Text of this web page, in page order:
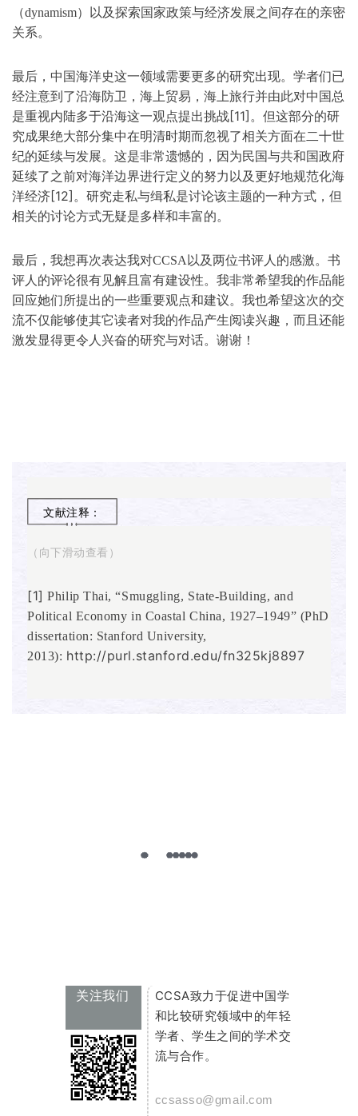
（dynamism）以及探索国家政策与经济发展之间存在的亲密
关系。
最后，中国海洋史这一领域需要更多的研究出现。学者们已
经注意到了沿海防卫，海上贸易，海上旅行并由此对中国总
是重视内陆多于沿海这一观点提出挑战[11] 。但这部分的研
究成果绝大部分集中在明清时期而忽视了相关方面在二十世
纪的延续与发展。这是非常遗憾的，因为民国与共和国政府
延续了之前对海洋边界进行定义的努力以及更好地规范化海
洋经济[12] 。研究走私与缉私是讨论该主题的一种方式，但
相关的讨论方式无疑是多样和丰富的。
最后，我想再次表达我对CCSA以及两位书评人的感激。书
评人的评论很有见解且富有建设性。我非常希望我的作品能
回应她们所提出的一些重要观点和建议。我也希望这次的交
流不仅能够使其它读者对我的作品产生阅读兴趣，而且还能
激发显得更令人兴奋的研究与对话。谢谢！
文献注释：
（向下滑动查看）
[1] Philip Thai, “Smuggling, State-Building, and
Political Economy in Coastal China, 1927–1949” (PhD
dissertation: Stanford University,
2013): http://purl.stanford.edu/fn325kj8897
Secret Trades, Porous Borders:
文研究请参见：连心豪：《近代中国的走私与海关
缉私》，厦门大学出版社2011年版；齐春风：《中
日经济战中的走私活动, 1937–1945》，人民出版社
2002年版；孙准植：《战前日本在华北的走私活动,
一九三三-一九三七》，国史馆1997年版；孙宝根：
《抗战时期国民政府缉私研究》，中国档案出版社
关注我们 CCSA致力于促进中国学
和比较研究领域中的年轻
学者、学生之间的学术交
流与合作。
ccsasso@gmail.com